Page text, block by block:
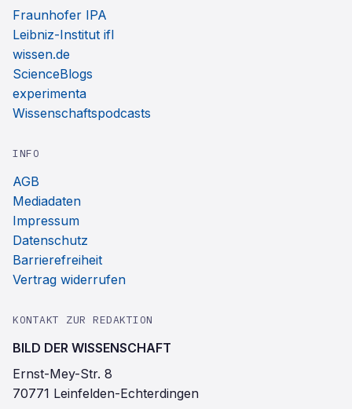
Fraunhofer IPA
Leibniz-Institut ifl
wissen.de
ScienceBlogs
experimenta
Wissenschaftspodcasts
INFO
AGB
Mediadaten
Impressum
Datenschutz
Barrierefreiheit
Vertrag widerrufen
KONTAKT ZUR REDAKTION
BILD DER WISSENSCHAFT
Ernst-Mey-Str. 8
70771 Leinfelden-Echterdingen